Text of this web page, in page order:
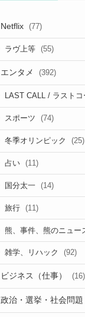
Netflix (77)
ラヴ上等 (55)
エンタメ (392)
LAST CALL / ラストコ
スポーツ (74)
冬季オリンピック (25)
占い (11)
国分太一 (14)
旅行 (11)
熊、事件、熊のニュー
雑学、リハック (92)
ビジネス（仕事） (16)
政治・選挙・社会問題